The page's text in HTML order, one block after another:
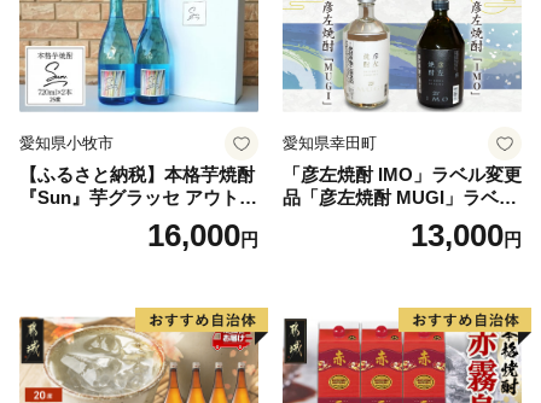
愛知県小牧市
【ふるさと納税】本格芋焼酎
『Sun』芋グラッセ アウトド
ア ソロキャンプ ベランピン
グ 巣ごもり 就労支援16,000円
愛知県幸田町
「彦左焼酎 IMO」ラベル変更
品「彦左焼酎 MUGI」ラベル
変更品 飲み比べ セット 合計
2本 720ml×各1本 25度 焼酎
13,000円